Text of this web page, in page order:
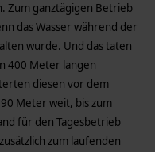
Zum ganztägigen Betrieb
das Wasser während der
wurde. Und das taten
400 Meter langen
diesen vor dem
Meter weit, bis zum
für den Tagesbetrieb
zum laufenden